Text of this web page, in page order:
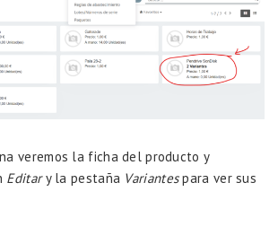
veremos la ficha del producto y
Editary la pestaña Variantespara ver sus